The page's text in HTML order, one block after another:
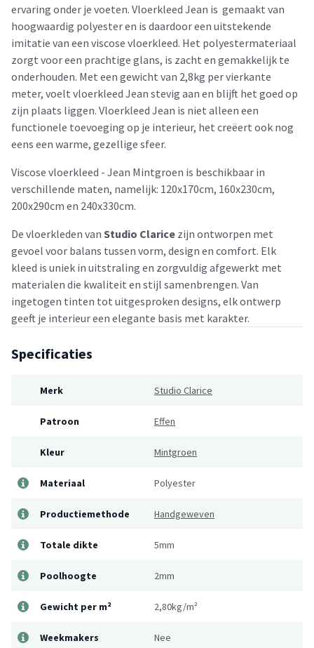
ervaring onder je voeten. Vloerkleed Jean is gemaakt van
hoogwaardig polyester en is daardoor een uitstekende
imitatie van een viscose vloerkleed. Het polyestermateriaal
zorgt voor een prachtige glans, is zacht en gemakkelijk te
onderhouden. Met een gewicht van 2,8kg per vierkante
meter, voelt vloerkleed Jean stevig aan en blijft het goed op
zijn plaats liggen. Vloerkleed Jean is niet alleen een
functionele toevoeging op je interieur, het creëert ook nog
eens een warme, gezellige sfeer.
Viscose vloerkleed - Jean Mintgroen is beschikbaar in
verschillende maten, namelijk: 120x170cm, 160x230cm,
200x290cm en 240x330cm.
De vloerkleden van Studio Clarice zijn ontworpen met
gevoel voor balans tussen vorm, design en comfort. Elk
kleed is uniek in uitstraling en zorgvuldig afgewerkt met
materialen die kwaliteit en stijl samenbrengen. Van
ingetogen tinten tot uitgesproken designs, elk ontwerp
geeft je interieur een elegante basis met karakter.
Specificaties
Merk Studio Clarice
Patroon Effen
Kleur Mintgroen
Materiaal Polyester
Productiemethode Handgeweven
Totale dikte 5mm
Poolhoogte 2mm
Gewicht per m² 2,80kg/m²
Weekmakers Nee